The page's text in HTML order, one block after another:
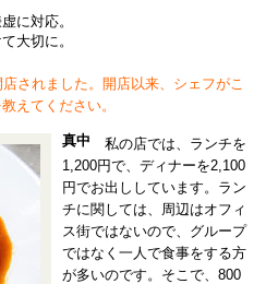
に対応。
大切に。
されました。開店以来、シェフがこ
えてください。
真中
私の店では、ランチを
1,200円で、ディナーを2,100
円でお出ししています。ラン
チに関しては、周辺はオフィ
ス街ではないので、グループ
ではなく一人で食事をする方
が多いのです。そこで、800